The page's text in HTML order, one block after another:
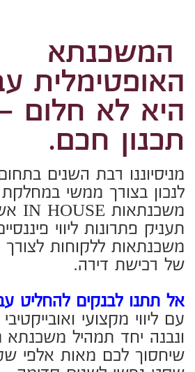
לנכון בצורך ממשי
תעניק פתרונות ליווי
משכנתאות ללקוחות
של רכישת דירה.
אל תתנו לבנקים
עם ליווי מקצועי
ונבנה יחד תמהיל
שקט נפשי לשנים
מדוע אתם חייבים
צמוד?
רכישת דירה הינה
ביותר שתבצעו
רווחיים, והאינטרס
לשלכם. כאן אנו
לייצג אתכם ורק
והנכונה ביותר
רק על ריביות גם על
במשכנתא, לבנות
שמתחשבת בשינויי
בהתפתחות
לכם.